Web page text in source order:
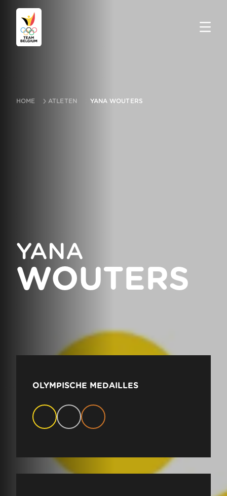
HOME ATLETEN YANA WOUTERS
YANA
WOUTERS
OLYMPISCHE MEDAILLES